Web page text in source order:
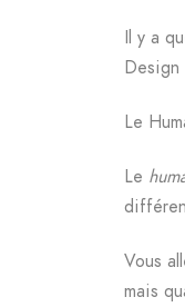
Il y a
Design
Le
Le
Vous
mais